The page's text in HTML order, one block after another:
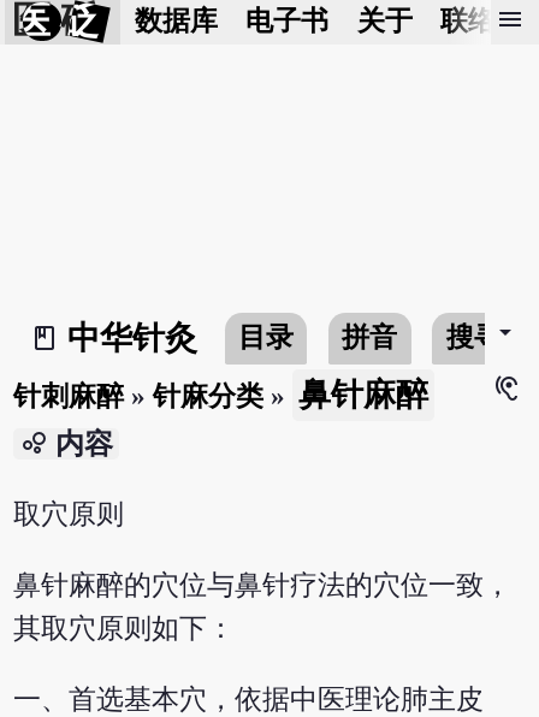
医 砭 数据库 电子书 关于 联络我
menu
book_2
中华针灸 目录 拼音 搜寻arrow_drop_down
针刺麻醉»针麻分类 » 鼻针麻醉
hearing
bubble_chart 内容
取穴原则
鼻针麻醉的穴位与鼻针疗法的穴位一致，
其取穴原则如下：
一、首选基本穴，依据中医理论肺主皮